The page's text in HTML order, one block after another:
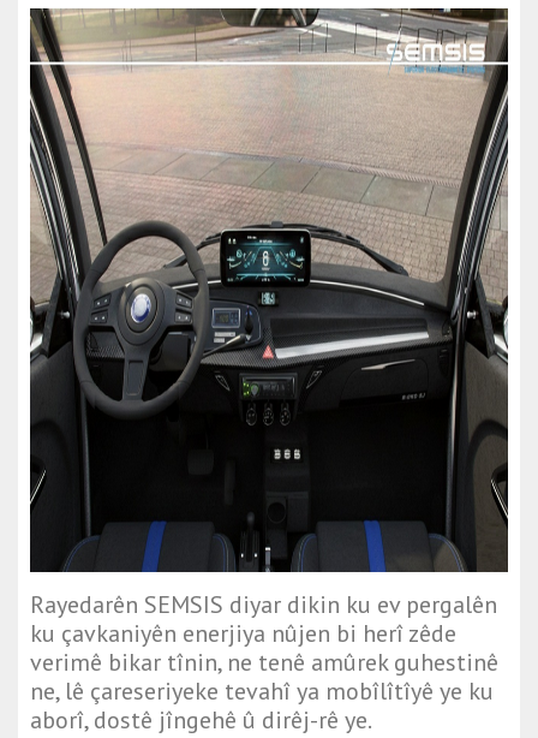
Rayedarên SEMSIS diyar dikin ku ev pergalên
ku çavkaniyên enerjiya nûjen bi herî zêde
verimê bikar tînin, ne tenê amûrek guhestinê
ne, lê çareseriyeke tevahî ya mobîlîtîyê ye ku
aborî, dostê jîngehê û dirêj-rê ye.